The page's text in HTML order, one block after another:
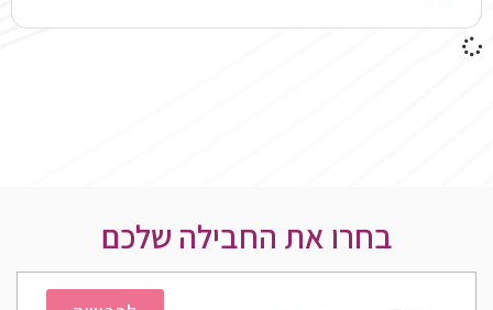
בחרו את החבילה שלכם